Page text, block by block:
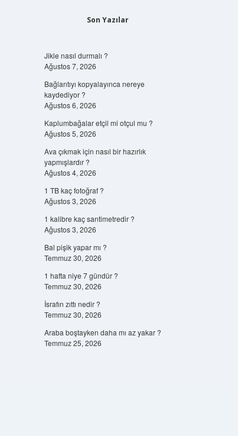
Son Yazılar
Jikle nasıl durmalı ?
Ağustos 7, 2026
Bağlantıyı kopyalayınca nereye
kaydediyor ?
Ağustos 6, 2026
Kaplumbağalar etçil mi otçul mu ?
Ağustos 5, 2026
Ava çıkmak için nasıl bir hazırlık
yapmışlardır ?
Ağustos 4, 2026
1 TB kaç fotoğraf ?
Ağustos 3, 2026
1 kalibre kaç santimetredir ?
Ağustos 3, 2026
Bal pişik yapar mı ?
Temmuz 30, 2026
1 hafta niye 7 gündür ?
Temmuz 30, 2026
İsrafın zıttı nedir ?
Temmuz 30, 2026
Araba boştayken daha mı az yakar ?
Temmuz 25, 2026